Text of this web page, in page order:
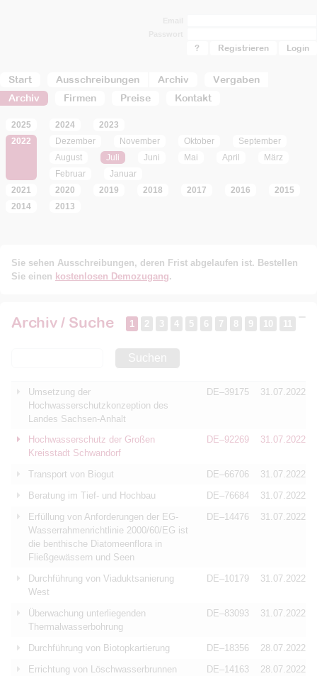
Start Ausschreibungen Archiv
Vergaben
Archiv
Firmen Preise Kontakt
? Registrieren
2025 2024
2023
2022
Dezember November Oktober
September
August
Juli Juni Mai April
März
Februar
Januar
2021
2020 2019 2018 2017 2016
2015
2014
2013
Sie sehen Ausschreibungen, deren Frist abgelaufen ist. Bestellen
Sie einen kostenlosen Demozugang.
Archiv / Suche 1 2 3 4 5 6 7 8 9 10 11
Suchen
Umsetzung der
Hochwasserschutzkonzeption des
Landes Sachsen-Anhalt
DE–39175 31.07.2022
Hochwasserschutz der Großen
Kreisstadt Schwandorf
DE–92269 31.07.2022
Transport von Biogut DE–66706
31.07.2022
Beratung im Tief- und Hochbau
DE–76684
31.07.2022
Erfüllung von Anforderungen der EG-
Wasserrahmenrichtlinie 2000/60/EG ist
die benthische Diatomeenflora in
Fließgewässern und Seen
DE–14476 31.07.2022
Durchführung von Viaduktsanierung
West
DE–10179 31.07.2022
Überwachung unterliegenden
Thermalwasserbohrung
DE–83093 31.07.2022
Durchführung von Biotopkartierung DE–18356
28.07.2022
Errichtung von Löschwasserbrunnen
DE–14163
28.07.2022